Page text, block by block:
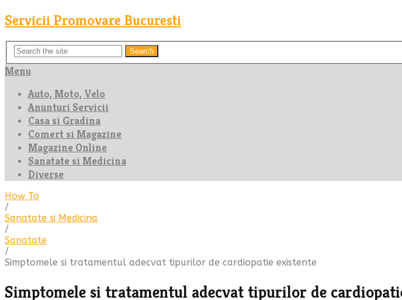
Servicii Promovare Bucuresti
Search
Menu
Auto, Moto, Velo
Anunturi Servicii
Casa si Gradina
Comert si Magazine
Magazine Online
Sanatate si Medicina
Diverse
How To
/
Sanatate si Medicina
/
Sanatate
/
Simptomele si tratamentul adecvat tipurilor de cardiopatie existente
Simptomele si tratamentul adecvat tipurilor de